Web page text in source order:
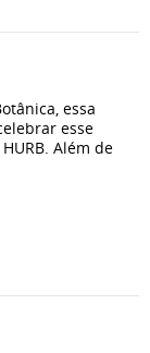
essa
esse
Além de